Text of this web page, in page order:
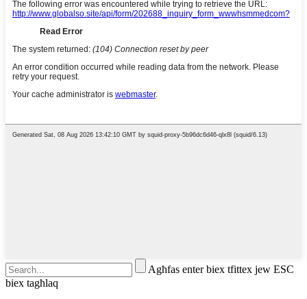
Agħfas enter biex tfittex jew ESC
biex tagħlaq